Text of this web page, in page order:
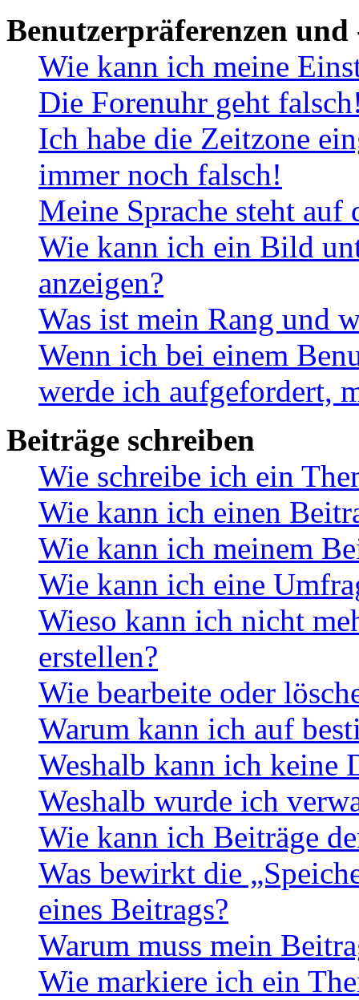
Benutzerpräferenzen und
Wie kann ich meine
Die Forenuhr geht
Ich habe die Zeitzone
immer noch falsch!
Meine Sprache steht
Wie kann ich ein Bild
anzeigen?
Was ist mein Rang und
Wenn ich bei einem
werde ich aufgefordert,
Beiträge schreiben
Wie schreibe ich ein
Wie kann ich einen
Wie kann ich meinem
Wie kann ich eine
Wieso kann ich nicht
erstellen?
Wie bearbeite oder
Warum kann ich auf
Weshalb kann ich keine
Weshalb wurde ich
Wie kann ich Beiträge
Was bewirkt die
eines Beitrags?
Warum muss mein
Wie markiere ich ein